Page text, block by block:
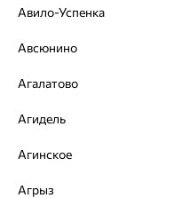
Авило-Успенка
Авсюнино
Агалатово
Агидель
Агинское
Агрыз